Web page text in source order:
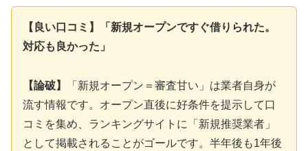
【良い口コミ】「新規オープンですぐ借りられた。
対応も良かった」
【論破】
「新規オープン＝審査甘い」は業者自身が
流す情報です。オープン直後に好条件を提示して口
コミを集め、ランキングサイトに「新規推奨業者」
として掲載されることがゴールです。半年後も1年後